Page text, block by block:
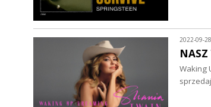
2022-09-
Waking